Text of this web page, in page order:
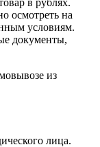
осмотреть на
условиям.
документы,
из
лица.